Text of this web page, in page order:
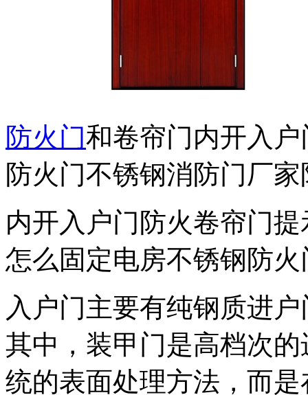
防火门和卷帘门内开入
防火门不锈钢消防门厂
内开入户门防火卷帘门
怎么固定电房不锈钢防
入户门主要有纯钢质进
其中，装甲门是高档次
统的表面处理方法，而